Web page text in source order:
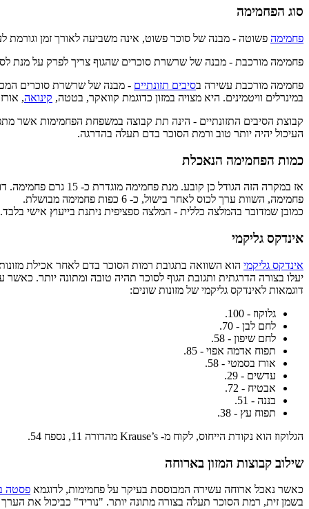
סוג הפחמימה
פחמימה פשוטה - מבנה של סוכר פשוט, אינה משביעה לאורך זמן וגורמת
פחמימה מורכבת - מבנה של שרשרת סוכרים שהגוף צריך לפרק על מנת
פחמימה מורכבת עשירה בסיבים תזונתיים - מבנה של שרשרת סוכרים
במינרלים וויטמינים. היא מצויה במזון כדוגמת קוואקר, בטטה, קינואה,
קבוצת הסיבים התזונתיים - הינה תת קבוצה במשפחת הפחמימות אשר
העיכול יהיה יותר טוב ורמת הסוכר בדם תעלה בהדרגה.
כמות הפחמימה הנאכלת
פחמימה, השוות ערך לכוס לאחר בישול, כ- 6 כפות פחמימה מבושלת.
כמובן שמדובר בהמלצה כללית - המלצה ספציפית ניתנת בייעוץ אישי בלבד.
אינדקס גליקמי
אינדקס גליקמי
יעלו בצורה הדרגתית ותגובת הגוף לסוכר תהיה טובה ומתונה יותר. כאשר ערך מתחת ל- 55 מוגדר כנמוך, ערך בין 75-55 מוגדר כבינוני
דוגמאות לאינדקס גליקמי של מזונות שונים:
גלוקוז - 100.
לחם לבן - 70.
לחם שיפון - 58.
תפוח אדמה אפוי - 85.
אורז בסמטי - 58.
עדשים - 29.
אבטיח - 72.
בננה - 51.
תפוח עץ - 38.
הגלוקוז הוא נקודת הייחוס, לקוח מ- Krause’s מהדורה 11, נספח 54.
שילוב קבוצות המזון בארוחה
כאשר נאכל ארוחה עשירה המבוססת בעיקר על פחמימות, לדוגמא פסטה
בשמן זית, רמת הסוכר תעלה בצורה מתונה יותר. "נוריד" כביכול את